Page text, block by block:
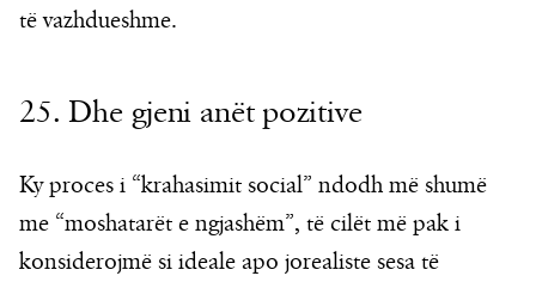
të vazhdueshme.
25. Dhe gjeni anët pozitive
Ky proces i “krahasimit social” ndodh më shumë
me “moshatarët e ngjashëm”, të cilët më pak i
konsiderojmë si ideale apo jorealiste sesa të